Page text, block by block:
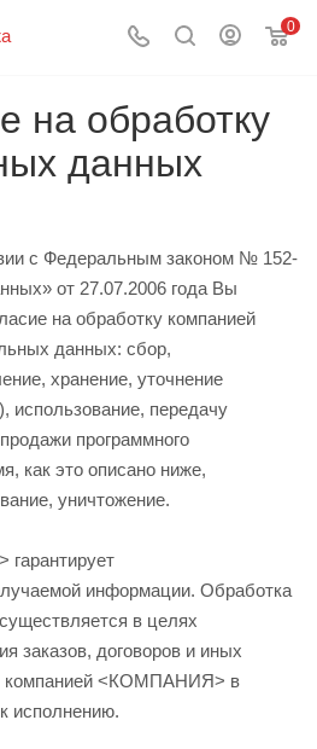
0
на обработку
данных
с Федеральным законом № 152-
от 27.07.2006 года Вы
на обработку компанией
данных: сбор,
хранение, уточнение
использование, передачу
программного
как это описано ниже,
уничтожение.
информации. Обработка
в целях
заказов, договоров и иных
компанией <КОМПАНИЯ> в
исполнению.